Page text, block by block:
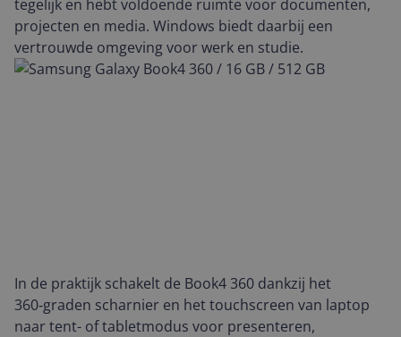
tegelijk en hebt voldoende ruimte voor documenten,
projecten en media. Windows biedt daarbij een
vertrouwde omgeving voor werk en studie.
In de praktijk schakelt de Book4 360 dankzij het
360‑graden scharnier en het touchscreen van laptop
naar tent- of tabletmodus voor presenteren,